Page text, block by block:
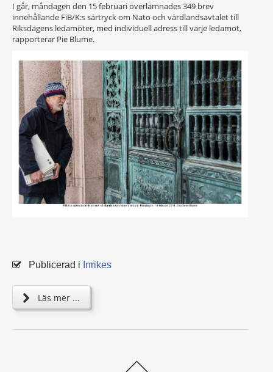
I går, måndagen den 15 februari överlämnades 349 brev
innehållande FiB/K:s särtryck om Nato och värdlandsavtalet till
Riksdagens ledamöter, med individuell adress till varje ledamot,
rapporterar Pie Blume.
Publicerad i Inrikes
Läs mer ...